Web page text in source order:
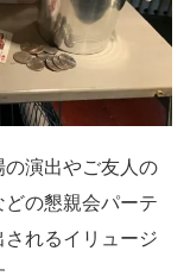
演出やご友人の
の懇親会パーテ
れるイリュージ